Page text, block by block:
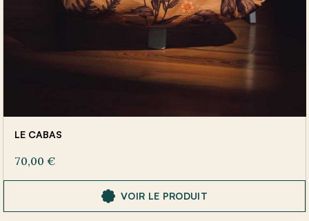
LE CABAS
70,00 €
VOIR LE PRODUIT